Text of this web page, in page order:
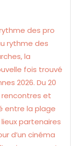
des pro